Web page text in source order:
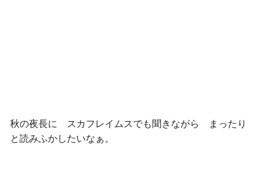
秋の夜長に スカフレイムスでも聞きながら まったり
と読みふかしたいなぁ。